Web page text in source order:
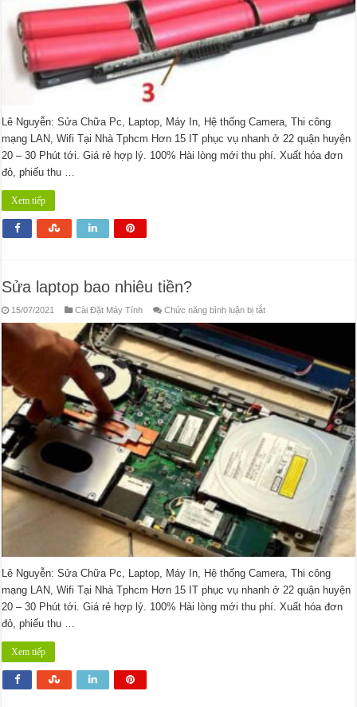
Lê Nguyễn: Sửa Chữa Pc, Laptop, Máy In, Hệ thống Camera, Thi công
mạng LAN, Wifi Tại Nhà Tphcm Hơn 15 IT phục vụ nhanh ở 22 quận huyện
20 – 30 Phút tới. Giá rẻ hợp lý. 100% Hài lòng mới thu phí. Xuất hóa đơn
đỏ, phiếu thu …
Xem tiếp
Sửa laptop bao nhiêu tiền?
15/07/2021 Cài Đặt Máy Tính Chức năng bình luận bị tắtở
nhiêu
tiền?
Lê Nguyễn: Sửa Chữa Pc, Laptop, Máy In, Hệ thống Camera, Thi công
mạng LAN, Wifi Tại Nhà Tphcm Hơn 15 IT phục vụ nhanh ở 22 quận huyện
20 – 30 Phút tới. Giá rẻ hợp lý. 100% Hài lòng mới thu phí. Xuất hóa đơn
đỏ, phiếu thu …
Xem tiếp